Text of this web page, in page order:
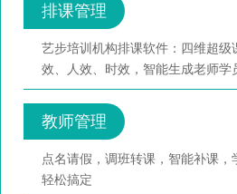
排课管理
艺步培训机构排课软件：四维超级
效、人效、时效，智能生成老师学
教师管理
点名请假，调班转课，智能补课，
轻松搞定